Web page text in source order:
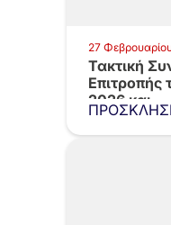
27
Τακτική
Επιτροπής
2026 και…